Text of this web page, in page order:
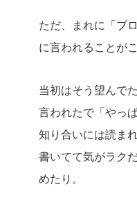
ただ、まれに「ブ
に言われることが
当初はそう望んで
言われたで「やっ
知り合いには読ま
書いてて気がラク
めたり。